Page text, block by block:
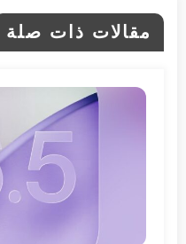
مقالات ذات صلة